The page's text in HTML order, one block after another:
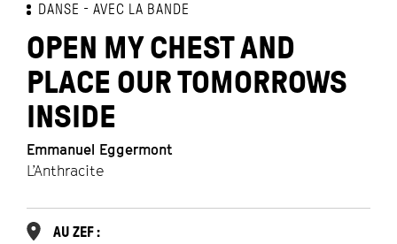
DANSE AVEC LA BANDE
OPEN MY CHEST AND
PLACE OUR TOMORROWS
INSIDE
Emmanuel Eggermont
L’Anthracite
AU ZEF :